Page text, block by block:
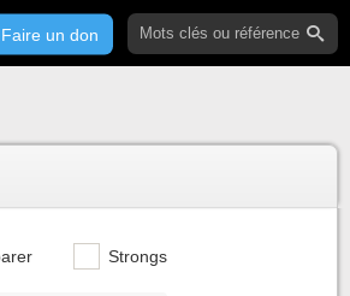
Faire un don
Strongs